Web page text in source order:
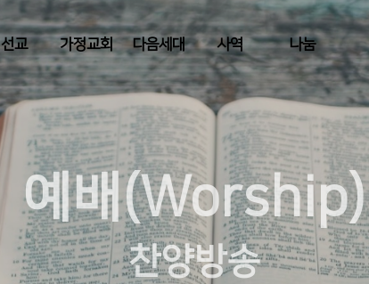
선교 가정교회 다음세대 사역 나눔
예배(Worship)
찬양방송